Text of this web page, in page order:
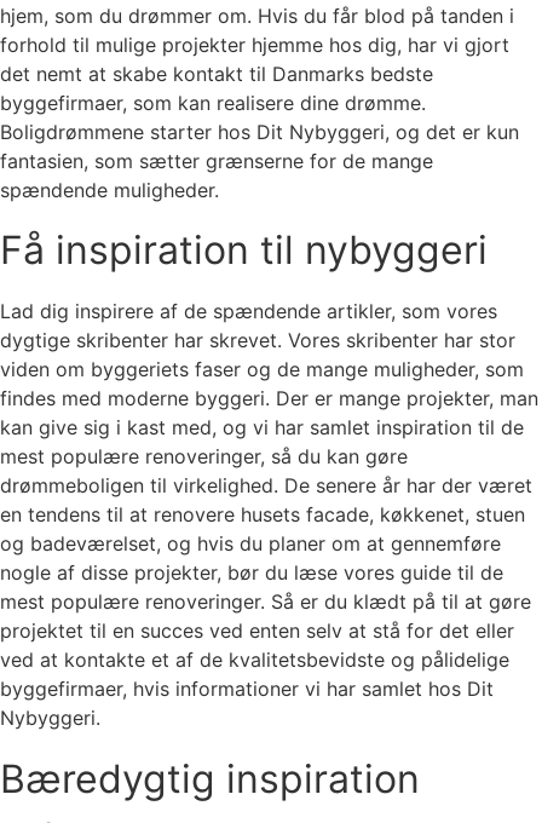
hjem, som du drømmer om. Hvis du får blod på tanden i
forhold til mulige projekter hjemme hos dig, har vi gjort
det nemt at skabe kontakt til Danmarks bedste
byggefirmaer, som kan realisere dine drømme.
Boligdrømmene starter hos Dit Nybyggeri, og det er kun
fantasien, som sætter grænserne for de mange
spændende muligheder.
Få inspiration til nybyggeri
Lad dig inspirere af de spændende artikler, som vores
dygtige skribenter har skrevet. Vores skribenter har stor
viden om byggeriets faser og de mange muligheder, som
findes med moderne byggeri. Der er mange projekter, man
kan give sig i kast med, og vi har samlet inspiration til de
mest populære renoveringer, så du kan gøre
drømmeboligen til virkelighed. De senere år har der været
en tendens til at renovere husets facade, køkkenet, stuen
og badeværelset, og hvis du planer om at gennemføre
nogle af disse projekter, bør du læse vores guide til de
mest populære renoveringer. Så er du klædt på til at gøre
projektet til en succes ved enten selv at stå for det eller
ved at kontakte et af de kvalitetsbevidste og pålidelige
byggefirmaer, hvis informationer vi har samlet hos Dit
Nybyggeri.
Bæredygtig inspiration